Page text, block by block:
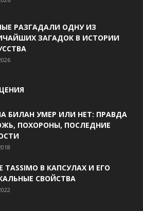
РАЗГАДАЛИ ОДНУ ИЗ
ЗАГАДОК В ИСТОРИИ
БИЛАН УМЕР ИЛИ НЕТ: ПРАВДА
ПОХОРОНЫ, ПОСЛЕДНИЕ
TASSIMO В КАПСУЛАХ И ЕГО
СВОЙСТВА